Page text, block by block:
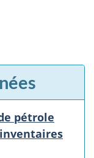
pétrole